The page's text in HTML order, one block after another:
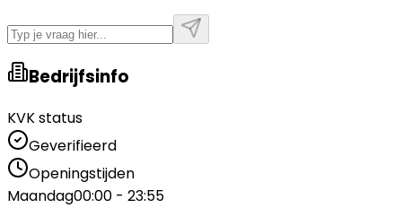
Bedrijfsinfo
KVK status
Geverifieerd
Openingstijden
Maandag00:00 - 23:55